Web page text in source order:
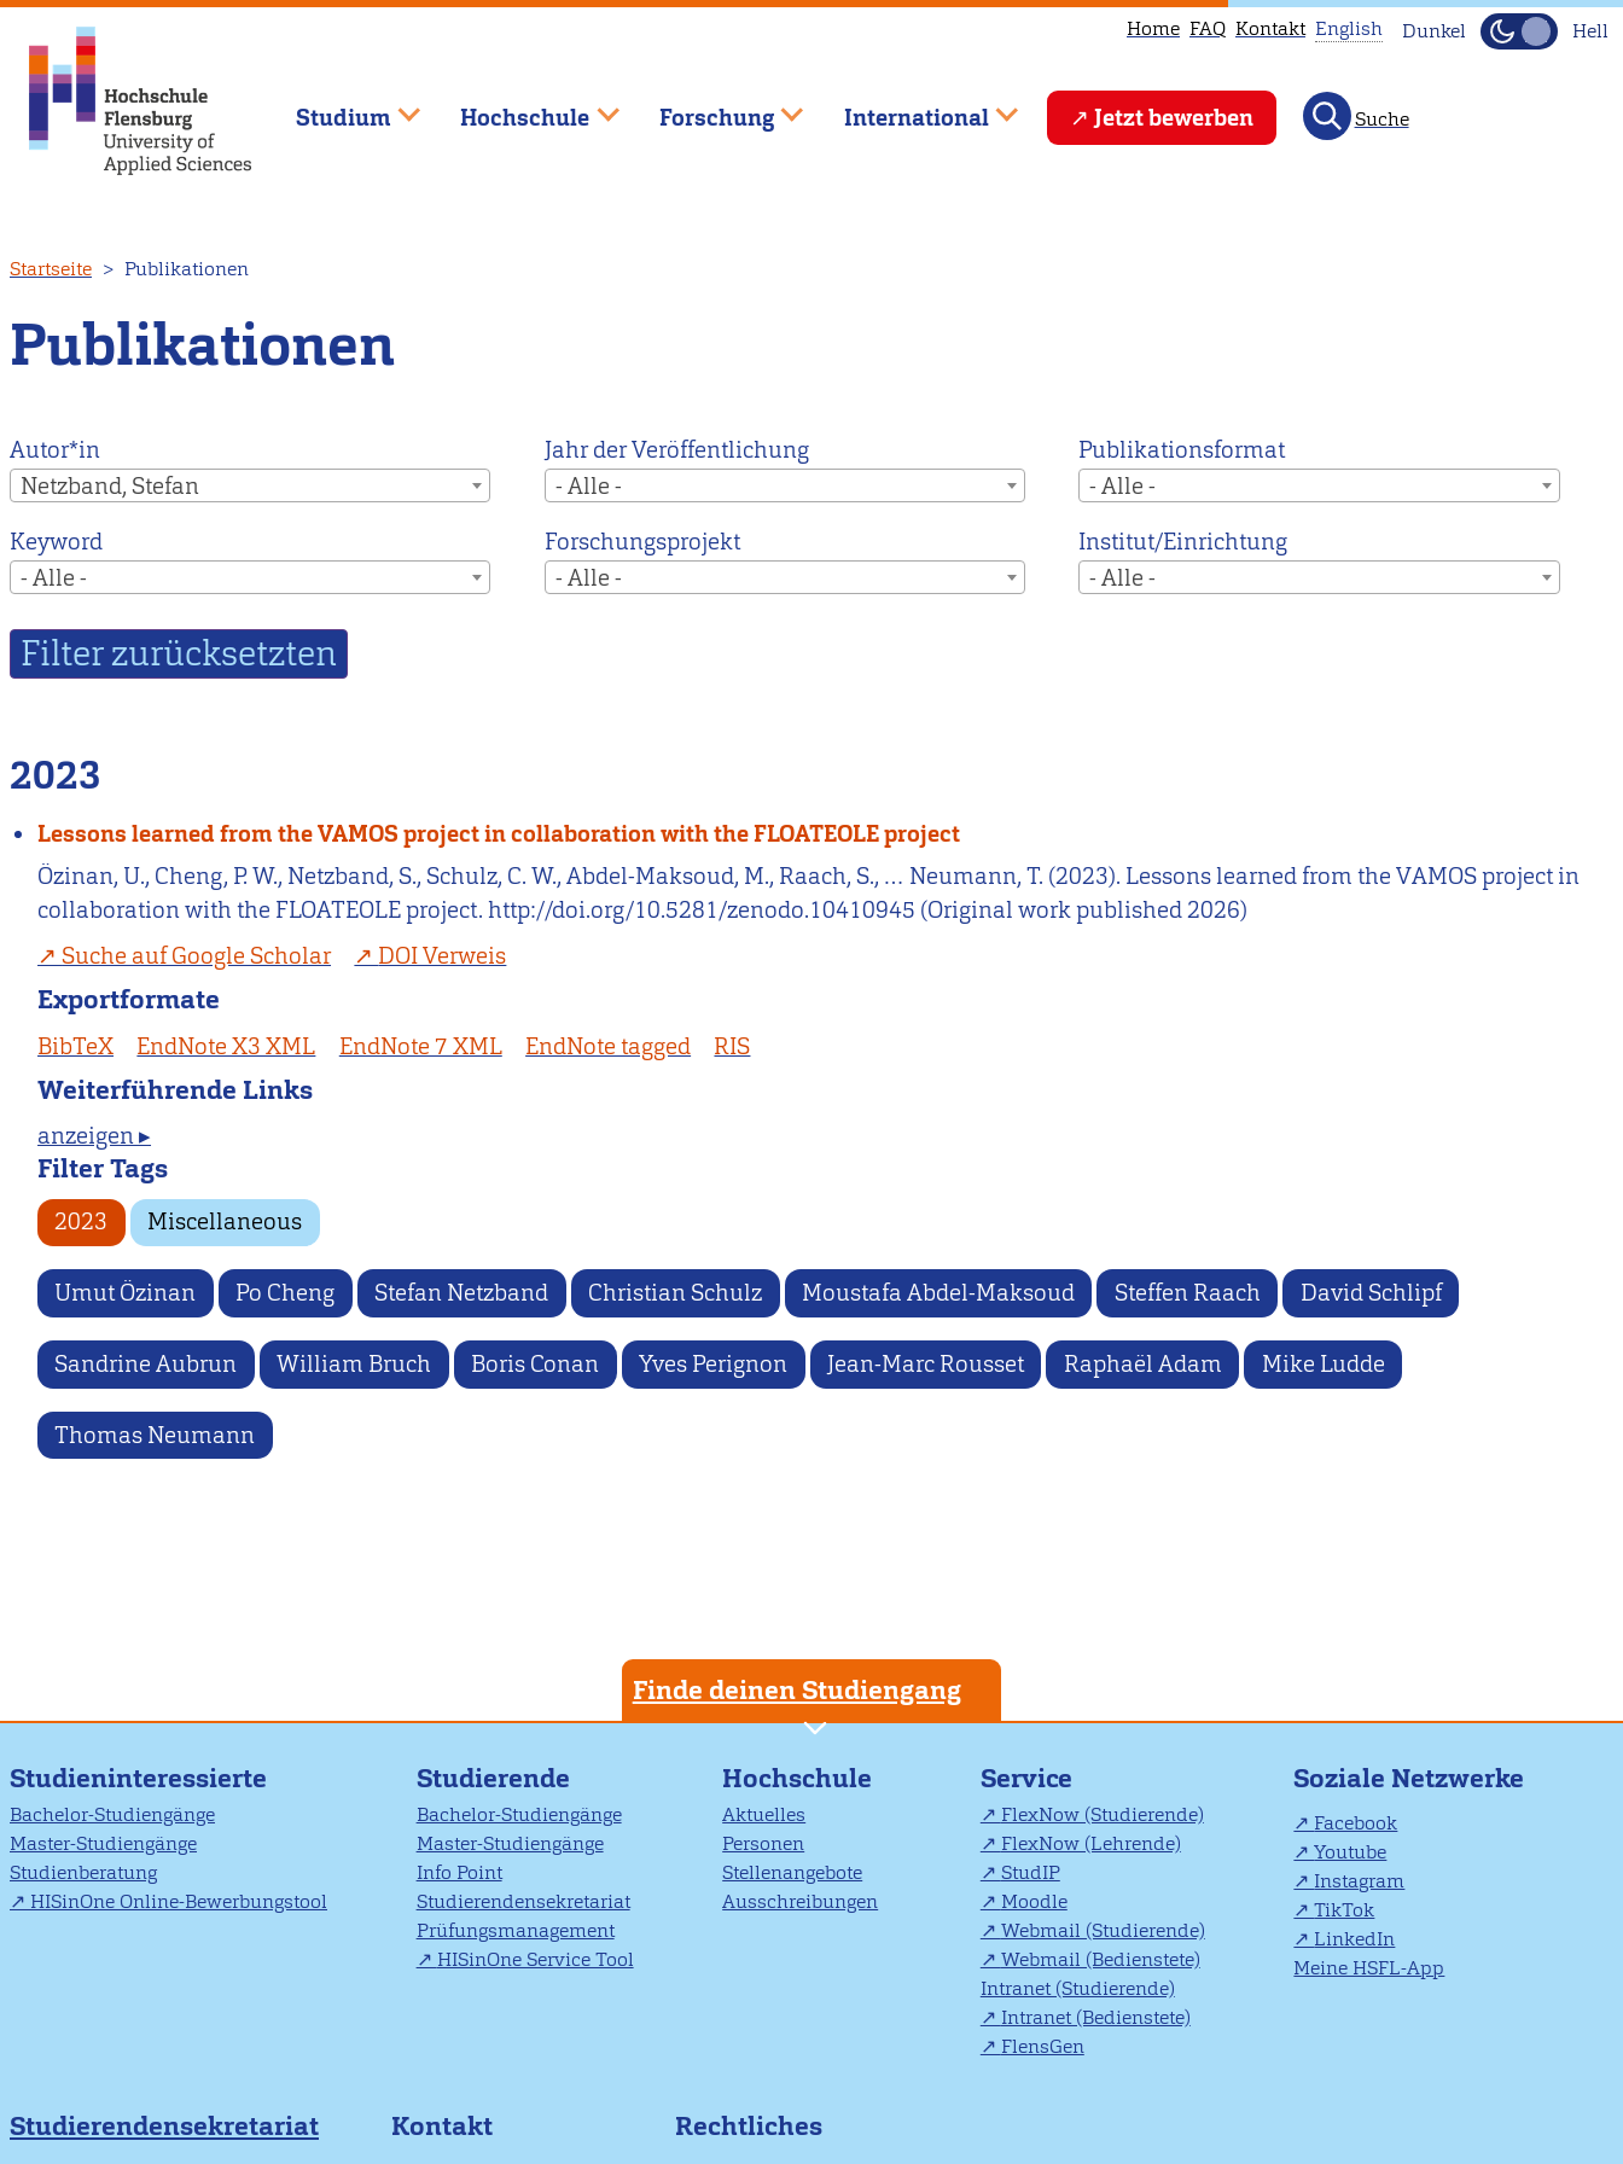
zum
Inhalt
Home FAQ Kontakt
This
page
main
page
English Dunkel Hell
Studium Hochschule Forschung International Jetzt bewerben Suche
Startseite Publikationen
Publikationen
Autor*in
Netzband, Stefan
Jahr der Veröffentlichung
- Alle -
Publikationsformat
- Alle -
Keyword
- Alle -
Forschungsprojekt
- Alle -
Institut/Einrichtung
- Alle -
2023
Lessons learned from the VAMOS project in collaboration with the FLOATEOLE project
Özinan, U., Cheng, P. W., Netzband, S., Schulz, C. W., Abdel-Maksoud, M., Raach, S., … Neumann, T. (2023). Lessons learned from the VAMOS project in
collaboration with the FLOATEOLE project. http://doi.org/10.5281/zenodo.10410945 (Original work published 2026)
Suche auf Google Scholar
DOI Verweis
Exportformate
BibTeX EndNote X3 XML EndNote 7 XML EndNote tagged RIS
Weiterführende Links
anzeigen ▸
Filter Tags
2023 Miscellaneous
Umut Özinan Po Cheng Stefan Netzband Christian Schulz Moustafa Abdel-Maksoud Steffen Raach David Schlipf
Sandrine Aubrun William Bruch Boris Conan Yves Perignon Jean-Marc Rousset Raphaël Adam Mike Ludde
Thomas Neumann
Finde deinen Studiengang
Studieninteressierte
Bachelor-Studiengänge
Master-Studiengänge
Studienberatung
HISinOne Online-Bewerbungstool
Studierende
Bachelor-Studiengänge
Master-Studiengänge
Info Point
Studierendensekretariat
Prüfungsmanagement
HISinOne Service Tool
Hochschule
Aktuelles
Personen
Stellenangebote
Ausschreibungen
Service
FlexNow (Studierende)
FlexNow (Lehrende)
StudIP
Moodle
Webmail (Studierende)
Webmail (Bedienstete)
Intranet (Studierende)
Intranet (Bedienstete)
FlensGen
Soziale Netzwerke
Facebook
Youtube
Instagram
TikTok
LinkedIn
Meine HSFL-App
Studierendensekretariat Kontakt Rechtliches